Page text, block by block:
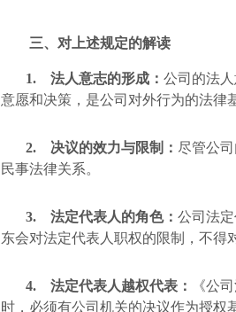
三、 对上述规定的解读
1. 法人意志的形成： 公司的法
意愿和决策，是公司对外行为的法律
2. 决议的效力与限制： 尽管公
民事法律关系。
3. 法定代表人的角色： 公司法
东会对法定代表人职权的限制，不得
4. 法定代表人越权代表： 《公
时，必须有公司机关的决议作为授权